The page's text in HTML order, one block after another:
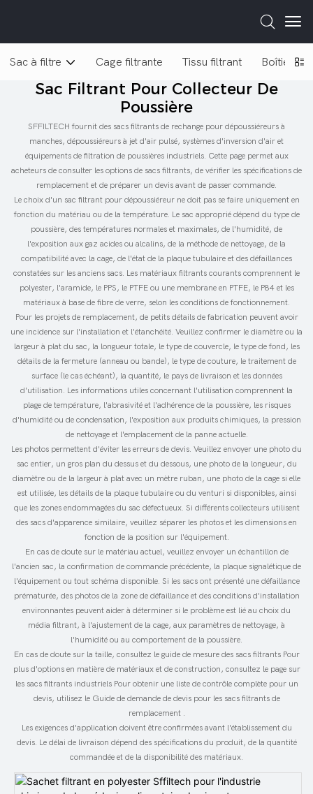
Sac à filtre Cage filtrante Tissu filtrant Boîtier de
Sac Filtrant Pour Collecteur De
Poussière
SFFILTECH fournit des sacs filtrants de rechange pour dépoussiéreurs à
manches, dépoussiéreurs à jet d'air pulsé, systèmes d'inversion d'air et
équipements de filtration de poussières industriels. Cette page permet aux
acheteurs de consulter les options de sacs filtrants, de vérifier les spécifications de
remplacement et de préparer un devis avant de passer commande.
Le choix d'un sac filtrant pour dépoussiéreur ne doit pas se faire uniquement en
fonction du matériau ou de la température. Le sac approprié dépend du type de
poussière, des températures normales et maximales, de l'humidité, de
l'exposition aux gaz acides ou alcalins, de la méthode de nettoyage, de la
compatibilité avec la cage, de l'état de la plaque tubulaire et des défaillances
constatées sur les anciens sacs. Les matériaux filtrants courants comprennent le
polyester, l'aramide, le PPS, le PTFE ou une membrane en PTFE, le P84 et les
matériaux à base de fibre de verre, selon les conditions de fonctionnement.
Pour les projets de remplacement, de petits détails de fabrication peuvent avoir
une incidence sur l'installation et l'étanchéité. Veuillez confirmer le diamètre ou la
largeur à plat du sac, la longueur totale, le type de couvercle, le type de fond, les
détails de la fermeture (anneau ou bande), le type de couture, le traitement de
surface (le cas échéant), la quantité, le pays de livraison et les données
d'utilisation. Les informations utiles concernant l'utilisation comprennent la
plage de température, l'abrasivité et l'adhérence de la poussière, les risques
d'humidité ou de condensation, l'exposition aux produits chimiques, la pression
de nettoyage et l'emplacement de la panne actuelle.
Les photos permettent d'éviter les erreurs de devis. Veuillez envoyer une photo du
sac entier, un gros plan du dessus et du dessous, une photo de la longueur, du
diamètre ou de la largeur à plat avec un mètre ruban, une photo de la cage si elle
est utilisée, les détails de la plaque tubulaire ou du venturi si disponibles, ainsi
que les zones endommagées du sac défectueux. Si différents collecteurs utilisent
des sacs d'apparence similaire, veuillez séparer les photos et les dimensions en
fonction de la position sur l'équipement.
En cas de doute sur le matériau actuel, veuillez envoyer un échantillon de
l'ancien sac, la confirmation de commande précédente, la plaque signalétique de
l'équipement ou tout schéma disponible. Si les sacs ont présenté une défaillance
prématurée, des photos de la zone de défaillance et des conditions d'installation
environnantes peuvent aider à déterminer si le problème est lié au choix du
média filtrant, à l'ajustement de la cage, aux paramètres de nettoyage, à
l'humidité ou au comportement de la poussière.
En cas de doute sur la taille, consultez leguide de mesure des sacs filtrantsPour
plus d'options en matière de matériaux et de construction, consultez lepage sur
les sacs filtrants industrielsPour obtenir une liste de contrôle complète pour un
devis, utilisez leGuide de demande de devis pour les sacs filtrants de
remplacement.
Les exigences d'application doivent être confirmées avant l'établissement du
devis. Le délai de livraison dépend des spécifications du produit, de la quantité
commandée et de la disponibilité des matériaux.